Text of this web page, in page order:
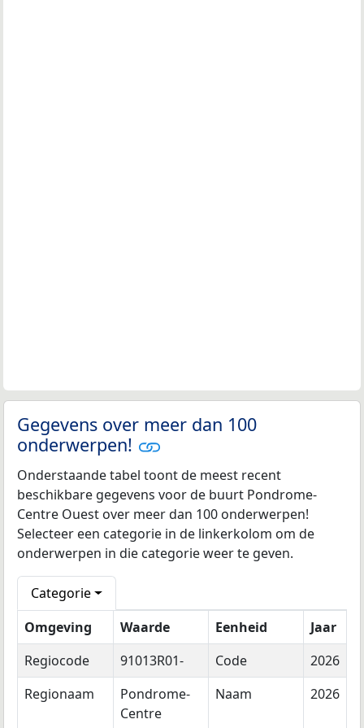
Gegevens over meer dan 100
onderwerpen!
Onderstaande tabel toont de meest recent
beschikbare gegevens voor de buurt Pondrome-
Centre Ouest over meer dan 100 onderwerpen!
Selecteer een categorie in de linkerkolom om de
onderwerpen in die categorie weer te geven.
Categorie
Omgeving
Waarde Eenheid
Jaar
Regiocode
91013R01- Code
2026
Regionaam
Pondrome-
Centre
Naam 2026